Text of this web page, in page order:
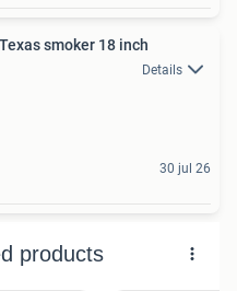
smoker 18 inch
Details
30 jul 26